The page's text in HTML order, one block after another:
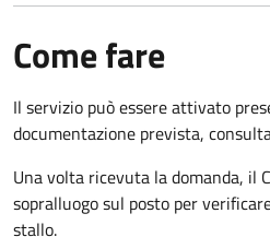
Come fare
Il servizio può essere attivato
documentazione prevista,
Una volta ricevuta la domanda, il
sopralluogo sul posto per
stallo.